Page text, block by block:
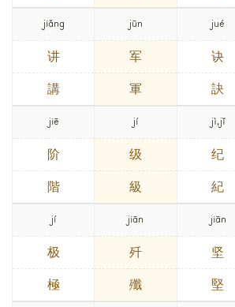
jiǎng
讲
講
jūn
军
軍
jué
诀
訣
jiē
阶
階
jí
级
級
jì,jǐ
纪
紀
jí
极
極
jiān
歼
殲
jiān
坚
堅